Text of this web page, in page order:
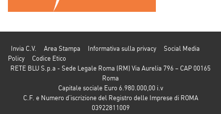
Invia C.V. Area Stampa Informativa sulla privacy
Social Media
Policy
Codice Etico
RETE BLU S.p.a - Sede Legale Roma (RM) Via Aurelia 796 – CAP 00165
Roma
Capitale sociale Euro 6.980.000,00 i.v
C.F. e Numero d’iscrizione del Registro delle Imprese di ROMA
03922811009